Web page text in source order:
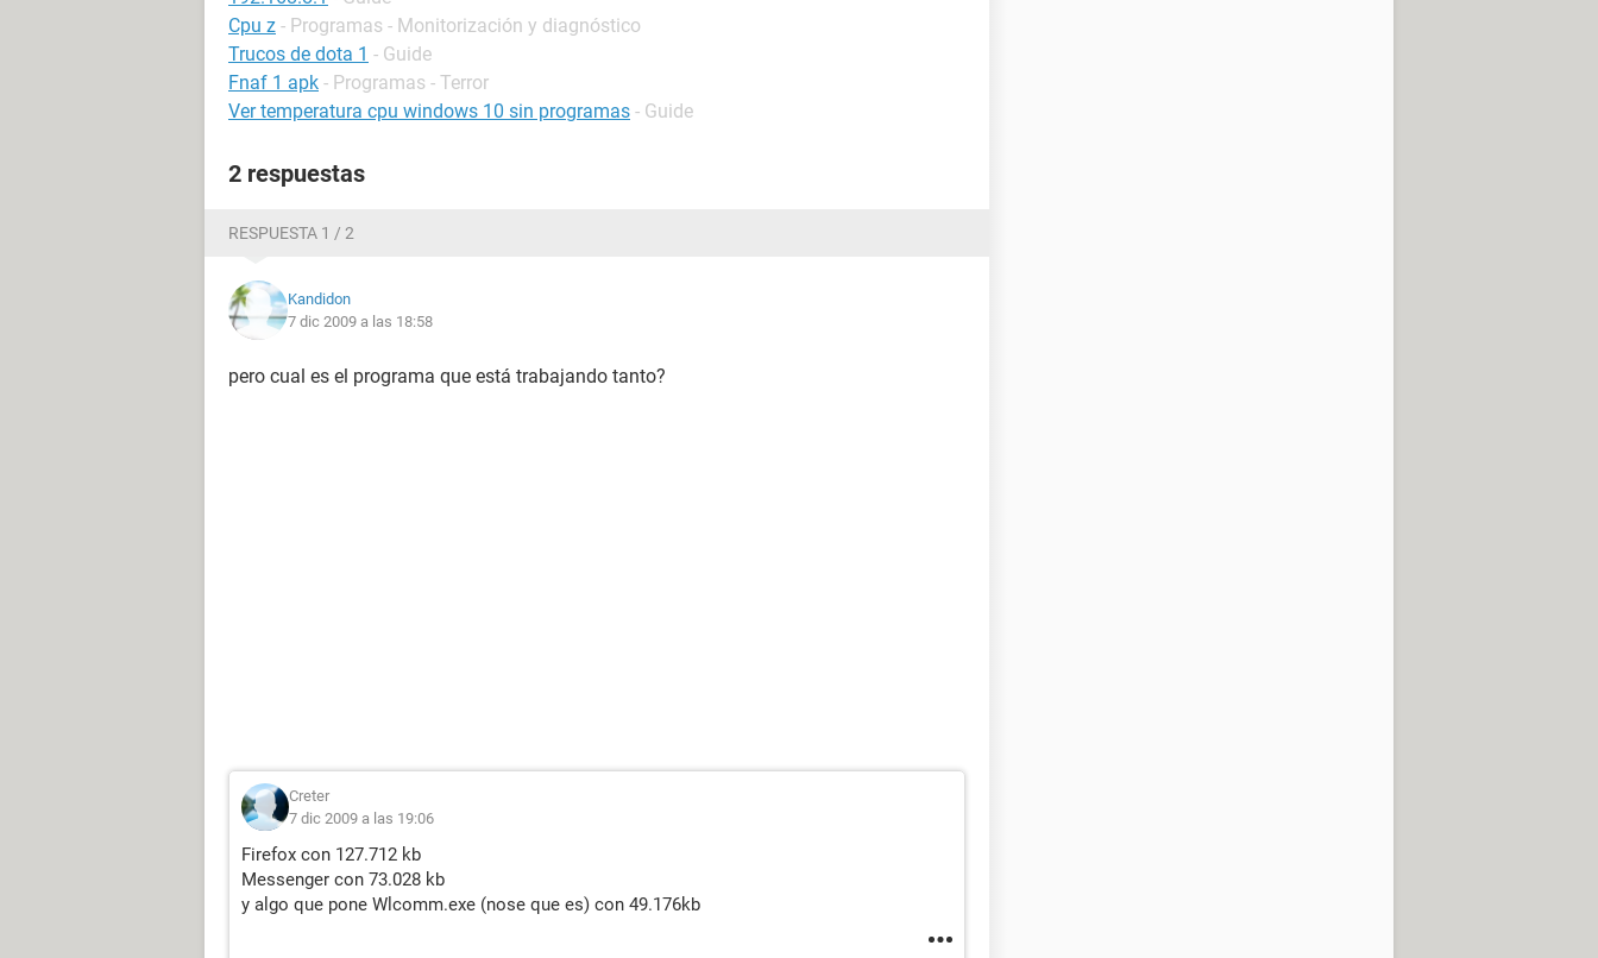
Cpu z - Programas - Monitorización y diagnóstico
Trucos de dota 1 - Guide
Fnaf 1 apk - Programas - Terror
Ver temperatura cpu windows 10 sin programas - Guide
2 respuestas
RESPUESTA 1 / 2
Kandidon
7 dic 2009 a las 18:58
pero cual es el programa que está trabajando tanto?
Creter
7 dic 2009 a las 19:06
Firefox con 127.712 kb
Messenger con 73.028 kb
y algo que pone Wlcomm.exe (nose que es) con 49.176kb